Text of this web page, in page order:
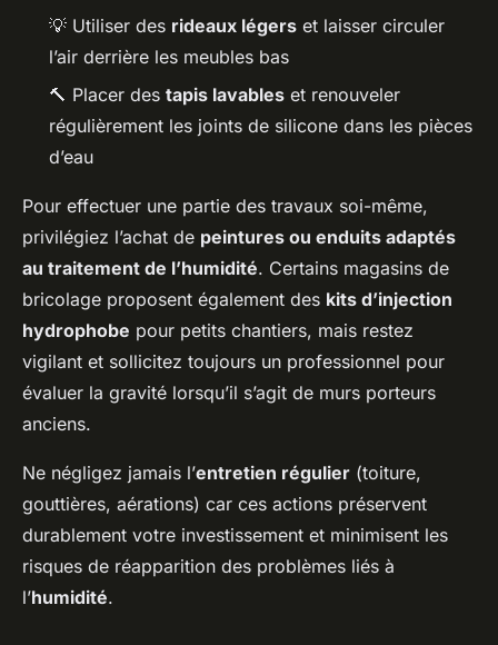
💡 Utiliser des rideaux légers et laisser circuler
l’air derrière les meubles bas
🔨 Placer des tapis lavables et renouveler
régulièrement les joints de silicone dans les pièces
d’eau
Pour effectuer une partie des travaux soi-même,
privilégiez l’achat de peintures ou enduits adaptés
au traitement de l’humidité. Certains magasins de
bricolage proposent également des kits d’injection
hydrophobe pour petits chantiers, mais restez
vigilant et sollicitez toujours un professionnel pour
évaluer la gravité lorsqu’il s’agit de murs porteurs
anciens.
Ne négligez jamais l’entretien régulier (toiture,
gouttières, aérations) car ces actions préservent
durablement votre investissement et minimisent les
risques de réapparition des problèmes liés à
l’humidité.